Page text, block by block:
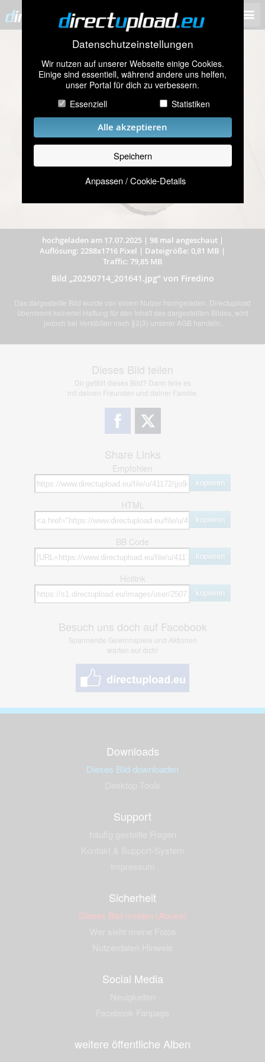
Datenschutzeinstellungen
Wir nutzen auf unserer Webseite einige Cookies.
Einige sind essentiell, während andere uns helfen,
unser Portal für dich zu verbessern.
Essenziell
Statistiken
Alle akzeptieren
Speichern
Anpassen / Cookie-Details
hochgeladen am 17.07.2025| 98 mal angeschaut|
Auflösung: 2288x1716 Pixel | Dateigröße: 0,81 MB |
Traffic: 79,85 MB
Bild „20250714_201641.jpg” von Firedino
Das dargestellte Bild wurde von einem Nutzer hochgeladen. Directupload
übernimmt keinerlei Haftung für den Inhalt des dargestellten Bildes, wird
jedoch bei Verstößen nach §2(3) unserer AGB handeln.
Dieses Bild teilen
Dir gefällt dieses Bild? Dann teile es
mit deinen Freunden und deiner Familie.
Share Links
Empfohlen
kopieren
HTML
kopieren
BB Code
kopieren
Hotlink
kopieren
Besuch uns doch auf Facebook
Spannende Gewinnspiele und Aktionen
warten auf dich!
Downloads
Dieses Bild downloaden
Support
Sicherheit
Dieses Bild melden (Abuse)
Social Media
weitere öffentliche Alben